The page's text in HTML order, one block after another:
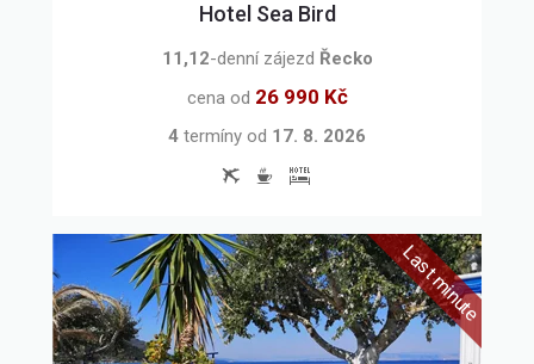
Hotel Sea Bird
11,12-denní zájezd Řecko
cena od 26 990 Kč
4 termíny od 17. 8. 2026